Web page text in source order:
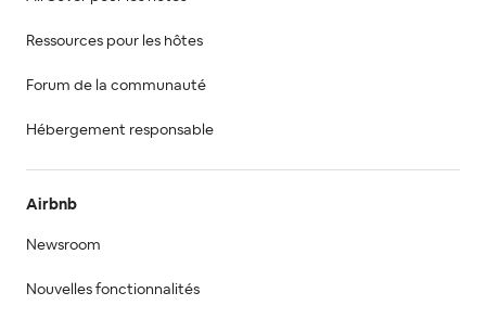
Ressources pour les hôtes
Forum de la communauté
Hébergement responsable
Airbnb
Newsroom
Nouvelles fonctionnalités